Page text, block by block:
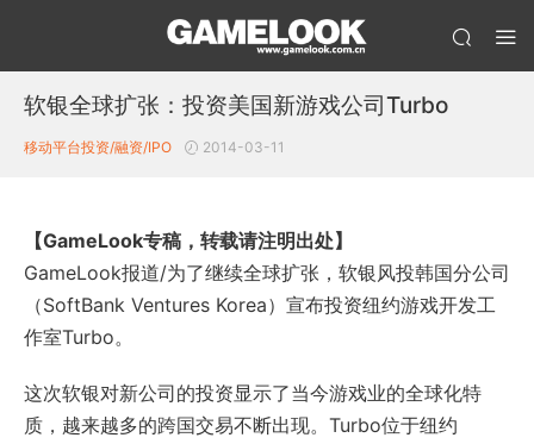
软银全球扩张：投资美国新游戏公司Turbo
移动平台投资/融资/IPO 2014-03-11
【GameLook专稿，转载请注明出处】
GameLook报道/为了继续全球扩张，软银风投韩国分公司
（SoftBank Ventures Korea）宣布投资纽约游戏开发工
作室Turbo。
这次软银对新公司的投资显示了当今游戏业的全球化特
质，越来越多的跨国交易不断出现。Turbo位于纽约